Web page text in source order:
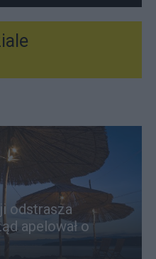
odstrasza
apelował o